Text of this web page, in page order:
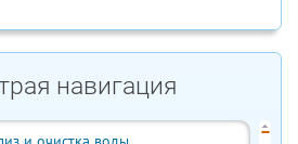
навигация